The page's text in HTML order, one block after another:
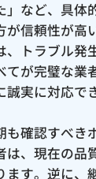
」など、具体
信頼性が高
、トラブル発
が完璧な業
誠実に対応で
も確認すべき
は、現在の品
ます。逆に、